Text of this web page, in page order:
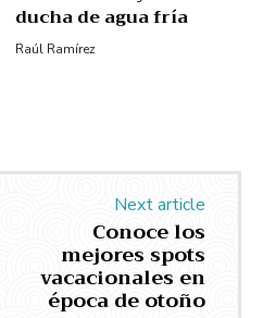
ducha de agua fría
Raúl Ramírez
Next article
Conoce los
mejores spots
vacacionales en
época de otoño